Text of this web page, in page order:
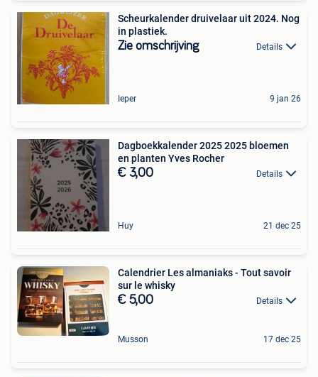
Scheurkalender druivelaar uit 2024. Nog
in plastiek.
Zie omschrijving Details
Ieper 9 jan 26
Dagboekkalender 2025 2025 bloemen
en planten Yves Rocher
€ 3,00 Details
Huy 21 dec 25
Calendrier Les almaniaks - Tout savoir
sur le whisky
€ 5,00 Details
Musson 17 dec 25